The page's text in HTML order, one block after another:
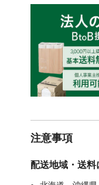
注意事項
配送地域・送料